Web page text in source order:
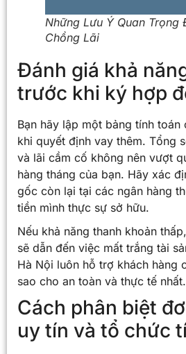
Những Lưu Ý Quan Trọng
Chồng Lãi
Đánh giá khả
trước khi ký hợp
Bạn hãy lập một bảng tính
khi quyết định vay thêm. Tổng
và lãi cầm cố không nên vượt
hàng tháng của bạn. Hãy xác
gốc còn lại tại các ngân hàng
tiền mình thực sự sở hữu.
Nếu khả năng thanh khoản
sẽ dẫn đến việc mất trắng tài
Hà Nội luôn hỗ trợ khách hàng
sao cho an toàn và thực tế nhất.
Cách phân biệt
uy tín và tổ chức